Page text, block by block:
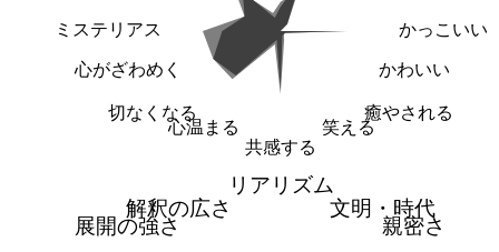
かっこいい
かわいい
癒やされる
笑える
共感する
心温まる
切なくなる
心がざわめく
ミステリアス
リアリズム
文明・時代
親密さ
展開の強さ
解釈の広さ